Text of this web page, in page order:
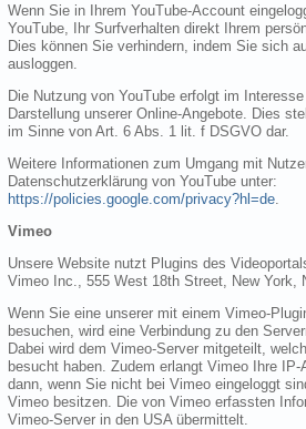
Wenn Sie in Ihrem YouTube-Account
YouTube, Ihr Surfverhalten direkt Ihrem
Dies können Sie verhindern, indem Sie sich
ausloggen.
Die Nutzung von YouTube erfolgt im
Darstellung unserer Online-Angebote. Dies
im Sinne von Art. 6 Abs. 1 lit. f DSGVO dar.
Weitere Informationen zum Umgang mit
Datenschutzerklärung von YouTube unter:
https://policies.google.com/privacy?hl=de
Vimeo
Unsere Website nutzt Plugins des
Vimeo Inc., 555 West 18th Street, New York,
Wenn Sie eine unserer mit einem Vimeo-
besuchen, wird eine Verbindung zu den
Dabei wird dem Vimeo-Server mitgeteilt,
besucht haben. Zudem erlangt Vimeo Ihre
dann, wenn Sie nicht bei Vimeo eingeloggt
Vimeo besitzen. Die von Vimeo erfassten
Vimeo-Server in den USA übermittelt.